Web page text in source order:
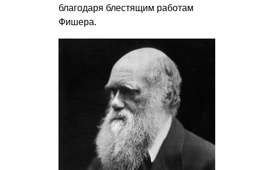
благодаря блестящим работам
Фишера.